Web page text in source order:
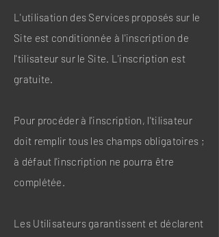
L'utilisation des Services proposés sur le
Site est conditionnée à l'inscription de
l'tilisateur sur le Site. L'inscription est
gratuite.
Pour procéder à l'inscription, l'tilisateur
doit remplir tous les champs obligatoires ;
à défaut l'inscription ne pourra être
complétée.
Les Utilisateurs garantissent et déclarent